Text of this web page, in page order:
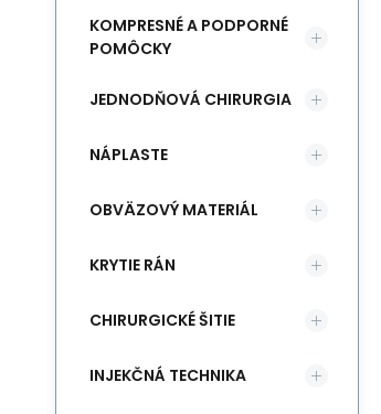
KOMPRESNÉ A PODPORNÉ
POMÔCKY
JEDNODŇOVÁ CHIRURGIA
NÁPLASTE
OBVÄZOVÝ MATERIÁL
KRYTIE RÁN
CHIRURGICKÉ ŠITIE
INJEKČNÁ TECHNIKA